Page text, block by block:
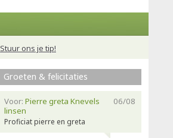
Stuur ons je tip!
Groeten & felicitaties
06/08
Voor: Pierre greta Knevels
linsen
Proficiat pierre en greta